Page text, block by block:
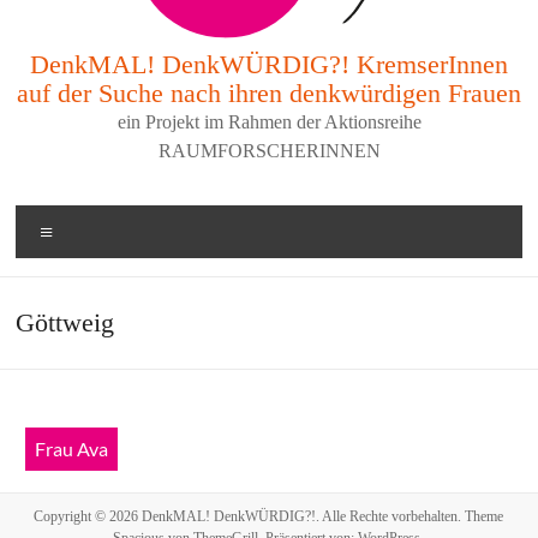
DenkMAL! DenkWÜRDIG?! KremserInnen
auf der Suche nach ihren denkwürdigen Frauen
ein Projekt im Rahmen der Aktionsreihe
RAUMFORSCHERINNEN
Göttweig
Frau Ava
Copyright © 2026DenkMAL! DenkWÜRDIG?!. Alle Rechte vorbehalten. Theme